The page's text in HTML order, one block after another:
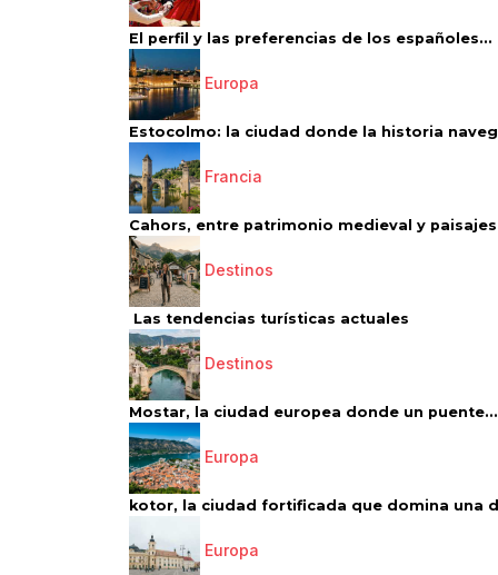
El perfil y las preferencias de los españoles...
Europa
Estocolmo: la ciudad donde la historia
Francia
Cahors, entre patrimonio medieval y paisajes
Destinos
Las tendencias turísticas actuales
Destinos
Mostar, la ciudad europea donde un puente...
Europa
kotor, la ciudad fortificada que domina una
Europa